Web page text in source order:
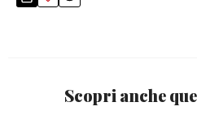
Scopri anche